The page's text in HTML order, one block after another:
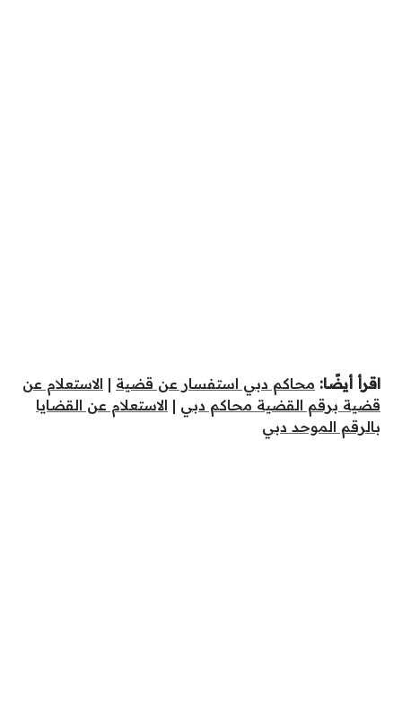
اقرأ أيضًا: محاكم دبي استفسار عن قضية | الاستعلام عن
قضية برقم القضية محاكم دبي | الاستعلام عن القضايا
بالرقم الموحد دبي